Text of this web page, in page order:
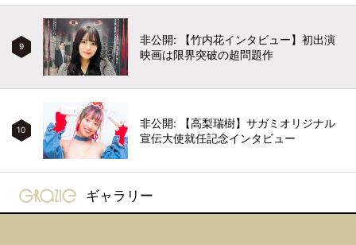
9
非公開: 【竹内花インタビュー】初出演
映画は限界突破の超問題作
10
非公開: 【高梨瑞樹】サガミオリジナル
宣伝大使就任記念インタビュー
gravure-grazie
ギャラリー